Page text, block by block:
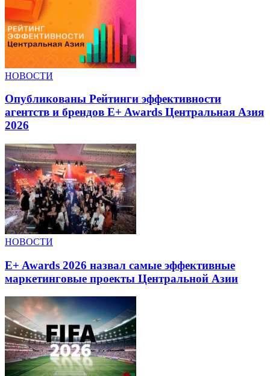
НОВОСТИ
Опубликованы Рейтинги эффективности
агентств и брендов E+ Awards Центральная Азия
2026
НОВОСТИ
E+ Awards 2026 назвал самые эффективные
маркетинговые проекты Центральной Азии